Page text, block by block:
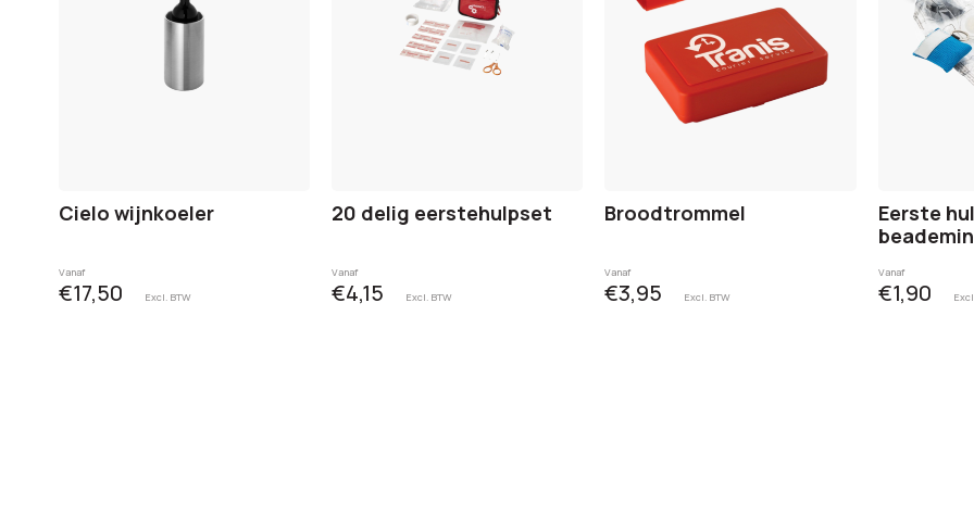
Cielo wijnkoeler
Vanaf
€17,50 Excl. BTW
20 delig eerstehulpset
Vanaf
€4,15 Excl. BTW
Broodtrommel
Vanaf
€3,95 Excl. BTW
Eerste
Vanaf
€1,90